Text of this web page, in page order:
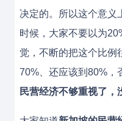
决定的。所以这个意义
时候，大家不要以为
觉，不断的把这个比例
70%、还应该到80%，
民营经济不够重视了，